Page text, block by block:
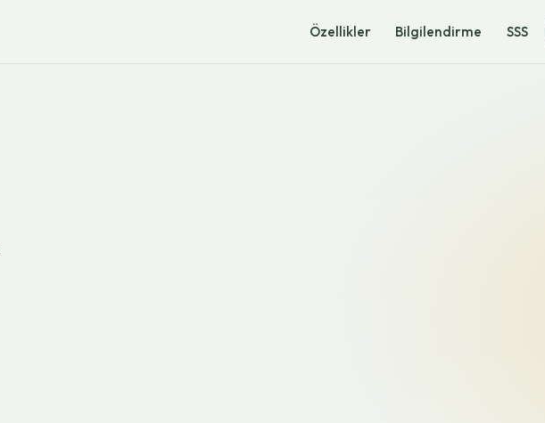
Özellikler Bilgilendirme SSS